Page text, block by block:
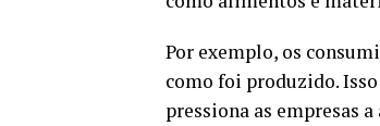
Por exemplo, os
como foi produzido.
pressiona as empresas